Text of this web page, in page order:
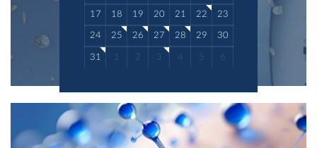
17 18 19 20 21 22 23
24 25 26 27 28 29 30
31 1 2 3 4 5 6